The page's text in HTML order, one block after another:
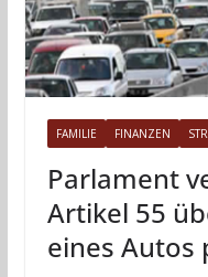
FAMILIE FINANZEN
Parlament
Artikel 55
eines Autos